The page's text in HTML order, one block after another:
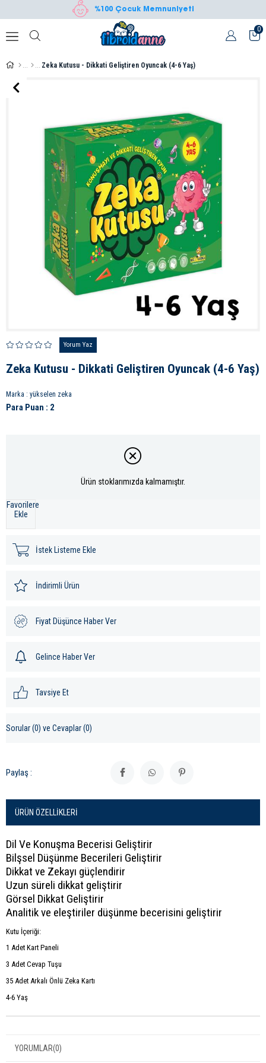
%100 Çocuk Memnuniyeti
0
Zeka Kutusu - Dikkati Geliştiren Oyuncak (4-6 Yaş)
Yorum Yaz
Zeka Kutusu - Dikkati Geliştiren Oyuncak (4-6 Yaş)
Marka : yükselen zeka
Para Puan : 2
Ürün stoklarımızda kalmamıştır.
Favorilere
Ekle
İstek Listeme Ekle
İndirimli Ürün
Fiyat Düşünce Haber Ver
Gelince Haber Ver
Tavsiye Et
Sorular (0) ve Cevaplar (0)
Paylaş :
ÜRÜN ÖZELLIKLERI
Dil Ve Konuşma Becerisi Geliştirir
Bilşsel Düşünme Becerileri Geliştirir
Dikkat ve Zekayı güçlendirir
Uzun süreli dikkat geliştirir
Görsel Dikkat Geliştirir
Analitik ve eleştiriler düşünme becerisini geliştirir
Kutu İçeriği:
1 Adet Kart Paneli
3 Adet Cevap Tuşu
35 Adet Arkalı Önlü Zeka Kartı
4-6 Yaş
YORUMLAR(0)